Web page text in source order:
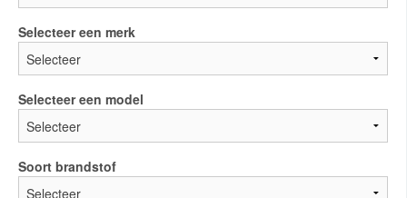
Selecteer een merk
Selecteer een model
Soort brandstof